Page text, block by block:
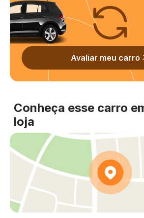
Avaliar meu carro
Conheça esse carro
loja